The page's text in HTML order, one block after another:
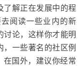
了解正在发展中的程
阅读一些业内的新
讨论，这样你才能明
一些著名的社区例
在国外，建议你经常